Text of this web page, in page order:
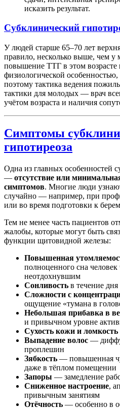
исказить результат.
Субклинический
У людей старше 65–70 лет
правило, несколько выше, чем
повышение ТТГ в этом возрасте
физиологической
поэтому тактика ведения
тактики для молодых — врач
учётом возраста и наличия
Симптомы
гипотиреоза
Одна из главных особенностей
— отсутствие или
симптомов. Многие люди
случайно — например, при
или во время подготовки к
Тем не менее часть пациентов
жалобы, которые могут быть
функции щитовидной железы:
Повышенная
полноценного сна человек
неотдохнувшим
Сонливость в течение
Сложности с
ощущение «тумана в
Небольшая прибавка в
и привычном уровне
Сухость кожи и ломкость
Выпадение волос —
проплешин
Зябкость — повышенная
даже в тёплом помещении
Запоры — замедление
Сниженное настроение,
привычным занятиям
Отёчность — особенно в